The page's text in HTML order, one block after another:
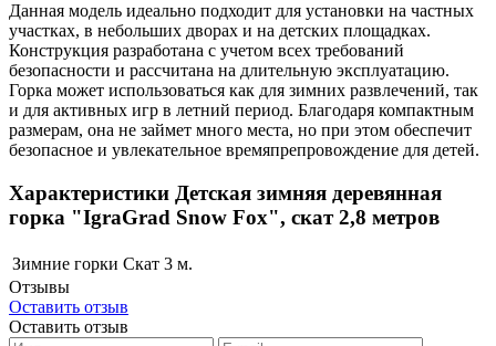
Данная модель идеально подходит для установки на частных
участках, в небольших дворах и на детских площадках.
Конструкция разработана с учетом всех требований
безопасности и рассчитана на длительную эксплуатацию.
Горка может использоваться как для зимних развлечений, так
и для активных игр в летний период. Благодаря компактным
размерам, она не займет много места, но при этом обеспечит
безопасное и увлекательное времяпрепровождение для детей.
Характеристики Детская зимняя деревянная
горка "IgraGrad Snow Fox", скат 2,8 метров
Зимние горки Скат 3 м.
Отзывы
Оставить отзыв
Оставить отзыв